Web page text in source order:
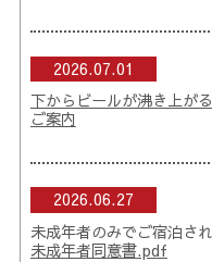
2026.07.01
下からビールが沸き上が
ご案内
2026.06.27
未成年者のみでご宿泊さ
未成年者同意書.pdf